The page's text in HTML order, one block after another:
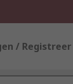
/ Registreer